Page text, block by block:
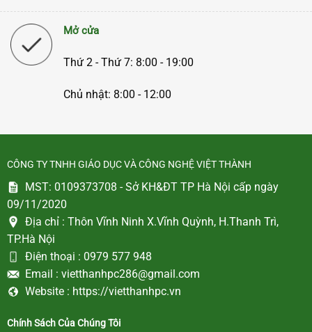
Mở cửa
Thứ 2 - Thứ 7: 8:00 - 19:00
Chủ nhật: 8:00 - 12:00
CÔNG TY TNHH GIÁO DỤC VÀ CÔNG NGHỆ VIỆT THÀNH
MST: 0109373708 - Sở KH&ĐT TP Hà Nội cấp ngày
09/11/2020
Địa chỉ : Thôn Vĩnh Ninh X.Vĩnh Quỳnh, H.Thanh Trì,
TP.Hà Nội
Điện thoại : 0979 577 948
Email : vietthanhpc286@gmail.com
Website : https://vietthanhpc.vn
Chính Sách Của Chúng Tôi